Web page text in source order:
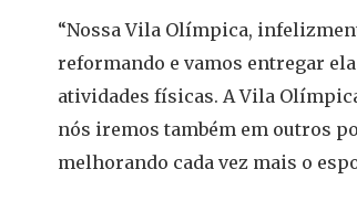
“Nossa Vila Olímpica,
reformando e vamos entregar
atividades físicas. A Vila
nós iremos também em outros
melhorando cada vez mais o